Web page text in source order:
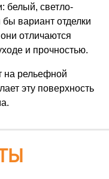
белый, светло-
вариант отделки
отличаются
и прочностью.
на рельефной
эту поверхность